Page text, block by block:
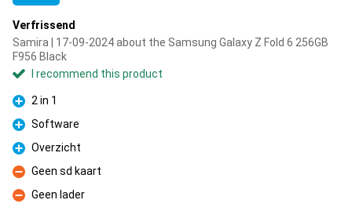
Verfrissend
Samira | 17-09-2024 about the Samsung Galaxy Z Fold 6 256GB
F956 Black
I recommend this product
Pro
2 in 1
Pro
Software
Pro
Overzicht
Con
Geen sd kaart
Con
Geen lader